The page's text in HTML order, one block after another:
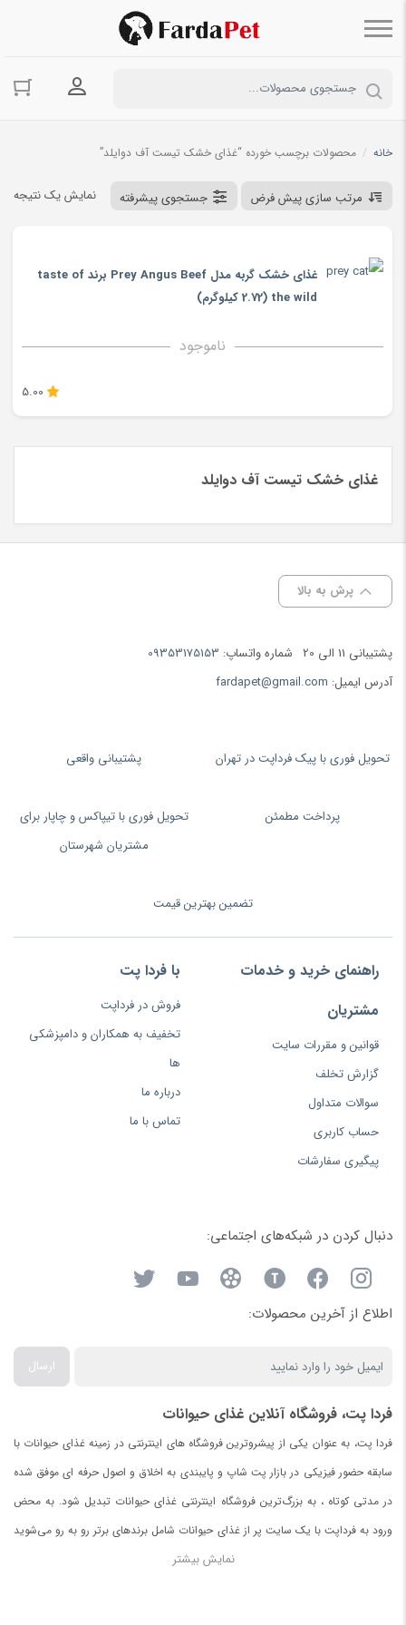
ورود به
خانه / محصولات برچسب خورده “غذای خشک تیست آف دوایلد”
نمایش یک نتیجه مرتب سازی پیش فرض جستجوی پیشرفته
غذای خشک گربه مدل Prey Angus Beef برند taste of
the wild (2.72 کیلوگرم)
ناموجود
5.00
غذای خشک تیست آف دوایلد
پرش به بالا
پشتیبانی 11 الی 20 شماره واتساپ: 09353175153
آدرس ایمیل: fardapet@gmail.com
تحویل فوری با پیک فرداپت در تهران پشتیبانی واقعی
پرداخت مطمئن
تحویل فوری با تیپاکس و چاپار برای
مشتریان شهرستان
تضمین بهترین قیمت
راهنمای خرید و خدمات
مشتریان
قوانین و مقررات سایت
گزارش تخلف
سوالات متداول
حساب کاربری
پیگیری سفارشات
با فردا پت
فروش در فرداپت
تخفیف به همکاران و دامپزشکی
ها
درباره ما
تماس با ما
دنبال کردن در شبکه‌های اجتماعی:
اطلاع از آخرین محصولات:
ارسال
فردا پت، فروشگاه آنلاین غذای حیوانات
فردا پت، به عنوان یکی از پیشروترین فروشگاه های اینترنتی در زمینه غذای حیوانات با
سابقه حضور فیزیکی در بازار پت شاپ و پایبندی به اخلاق و اصول حرفه ای موفق شده
در مدتی کوتاه ، به بزرگ‌ترین فروشگاه اینترنتی غذای حیوانات تبدیل شود. به محض
ورود به فرداپت با یک سایت پر از غذای حیوانات شامل برندهای برتر رو به رو می‌شوید
نمایش بیشتر